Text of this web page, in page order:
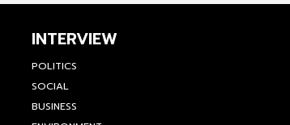
INTERVIEW
POLITICS
SOCIAL
BUSINESS